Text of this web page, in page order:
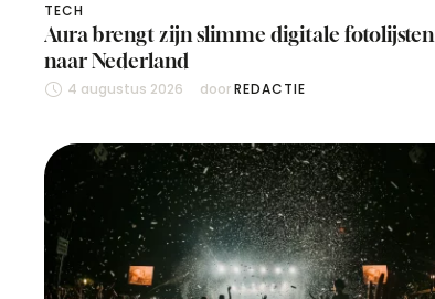
TECH
Aura brengt zijn slimme digitale fotolijsten
naar Nederland
4 augustus 2026 door REDACTIE